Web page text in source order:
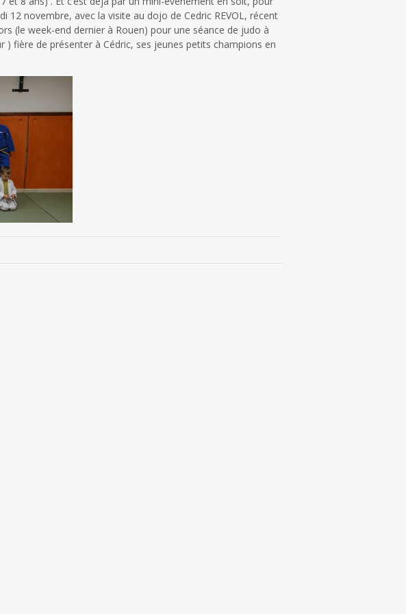
12 novembre, avec la visite au dojo de Cedric REVOL, récent
(le week-end dernier à Rouen) pour une séance de judo à
) fière de présenter à Cédric, ses jeunes petits champions en